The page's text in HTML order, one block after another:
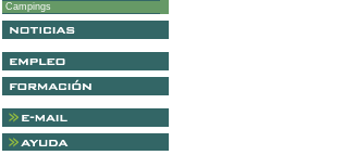
Campings